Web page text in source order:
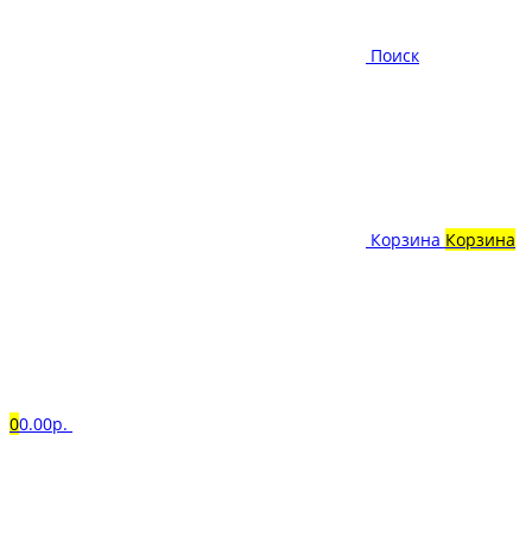
Поиск
Корзина Корзина
00.00р.